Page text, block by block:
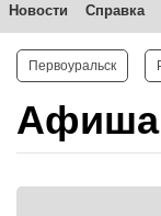
Новости Справка
Первоуральск
Афиша